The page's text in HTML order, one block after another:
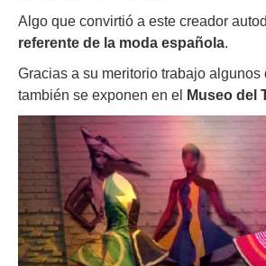
Algo que convirtió a este creador
referente de la moda española.
Gracias a su meritorio trabajo algunos
también se exponen en el
Museo del